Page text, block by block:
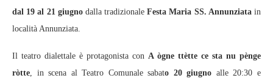
dal 19 al 21 giugnodalla tradizionaleFesta Maria SS. Annunziatain
località Annunziata.
Il teatro dialettale è protagonista con A ògne ttètte ce sta nu pènge
ròtte , in scena al Teatro Comunale sabato 20 giugno alle 20:30 e